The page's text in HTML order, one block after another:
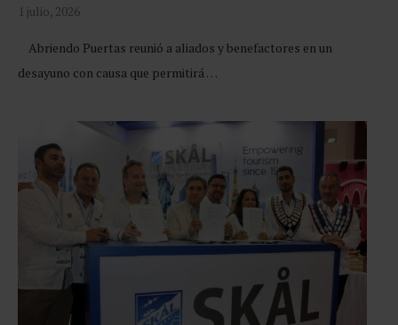
1 julio, 2026
Abriendo Puertas reunió a aliados y benefactores en un
desayuno con causa que permitirá …